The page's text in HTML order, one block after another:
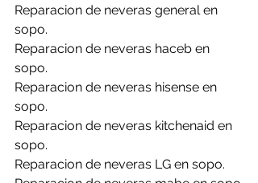
Reparacion de neveras general en
sopo.
Reparacion de neveras haceb en
sopo.
Reparacion de neveras hisense en
sopo.
Reparacion de neveras kitchenaid en
sopo.
Reparacion de neveras LG en sopo.